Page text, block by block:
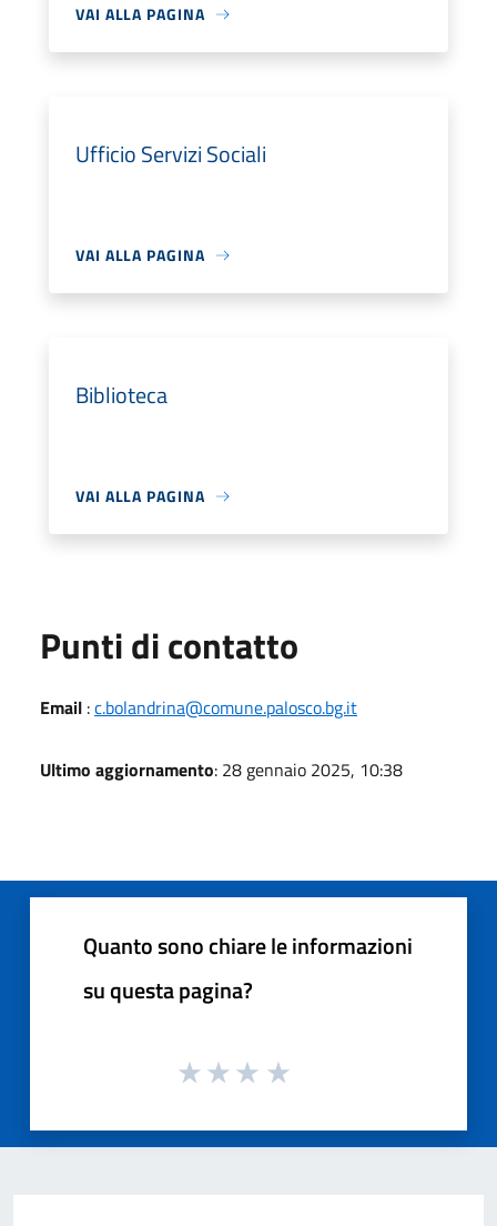
VAI ALLA PAGINA
Ufficio Servizi Sociali
VAI ALLA PAGINA
Biblioteca
VAI ALLA PAGINA
Punti di contatto
Email :c.bolandrina@comune.palosco.bg.it
Ultimo aggiornamento: 28 gennaio 2025, 10:38
Quanto sono chiare le informazioni
su questa pagina?